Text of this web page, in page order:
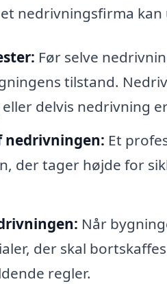
nedrivningsfirma kan
Før selve
tilstand.
delvis nedrivning
Et
der tager højde for
Når
der skal
regler.